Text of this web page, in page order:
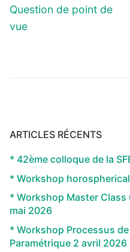
l’article
post:
Question de point de
vue
ARTICLES RÉCENTS
* 42ème colloque de la
* Workshop
* Workshop Master
mai 2026
* Workshop Processus
Paramétrique 2 avril 2026